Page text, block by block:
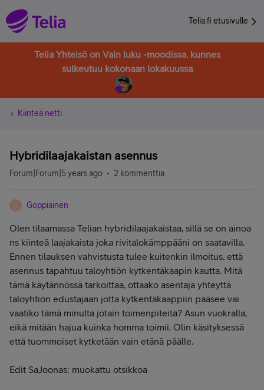
Telia.fi etusivulle
Telia Yhteisö on Vain luku -moodissa, kunnes
sulkeutuu kokonaan lokakuussa
Kiinteä netti
Hybridilaajakaistan asennus
Forum|Forum|5 years ago 2 kommenttia
G Goppiainen
Olen tilaamassa Telian hybridilaajakaistaa, sillä se on ainoa
ns kiinteä laajakaista joka rivitalokämppääni on saatavilla.
Ennen tilauksen vahvistusta tulee kuitenkin ilmoitus, että
asennus tapahtuu taloyhtiön kytkentäkaapin kautta. Mitä
tämä käytännössä tarkoittaa, ottaako asentaja yhteyttä
taloyhtiön edustajaan jotta kytkentäkaappiin pääsee vai
vaatiko tämä minulta jotain toimenpiteitä? Asun vuokralla,
eikä mitään hajua kuinka homma toimii. Olin käsityksessä
että tuommoiset kytketään vain etänä päälle.
Edit SaJoonas: muokattu otsikkoa